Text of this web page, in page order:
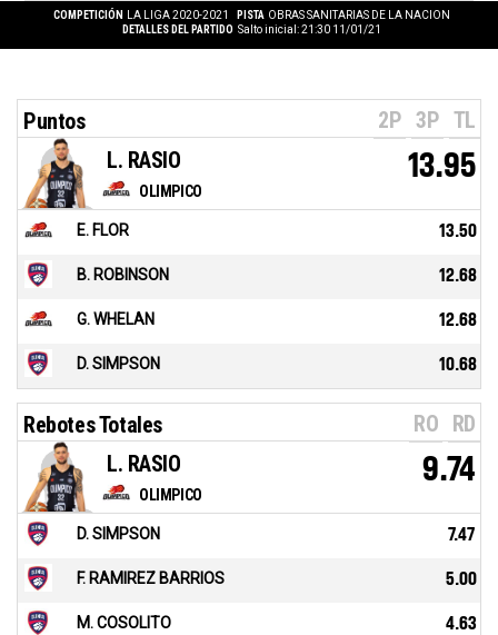
COMPETICIÓN LA LIGA 2020-2021 PISTA OBRAS SANITARIAS DE LA NACION
DETALLES DEL PARTIDO Salto inicial: 21:30 11/01/21
Puntos 2P 3P TL
OLIMPICO
L. RASIO 13.95
E. FLOR 13.50
B. ROBINSON 12.68
G. WHELAN 12.68
D. SIMPSON 10.68
Rebotes Totales RO RD
OLIMPICO
L. RASIO 9.74
D. SIMPSON 7.47
F. RAMIREZ BARRIOS 5.00
M. COSOLITO 4.63